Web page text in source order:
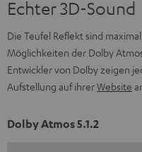
Echter 3D-Sound
Die Teufel Reflekt sind
Möglichkeiten der Dolby
Entwickler von Dolby zeigen
Aufstellung auf ihrerWebsite
Dolby Atmos 5.1.2